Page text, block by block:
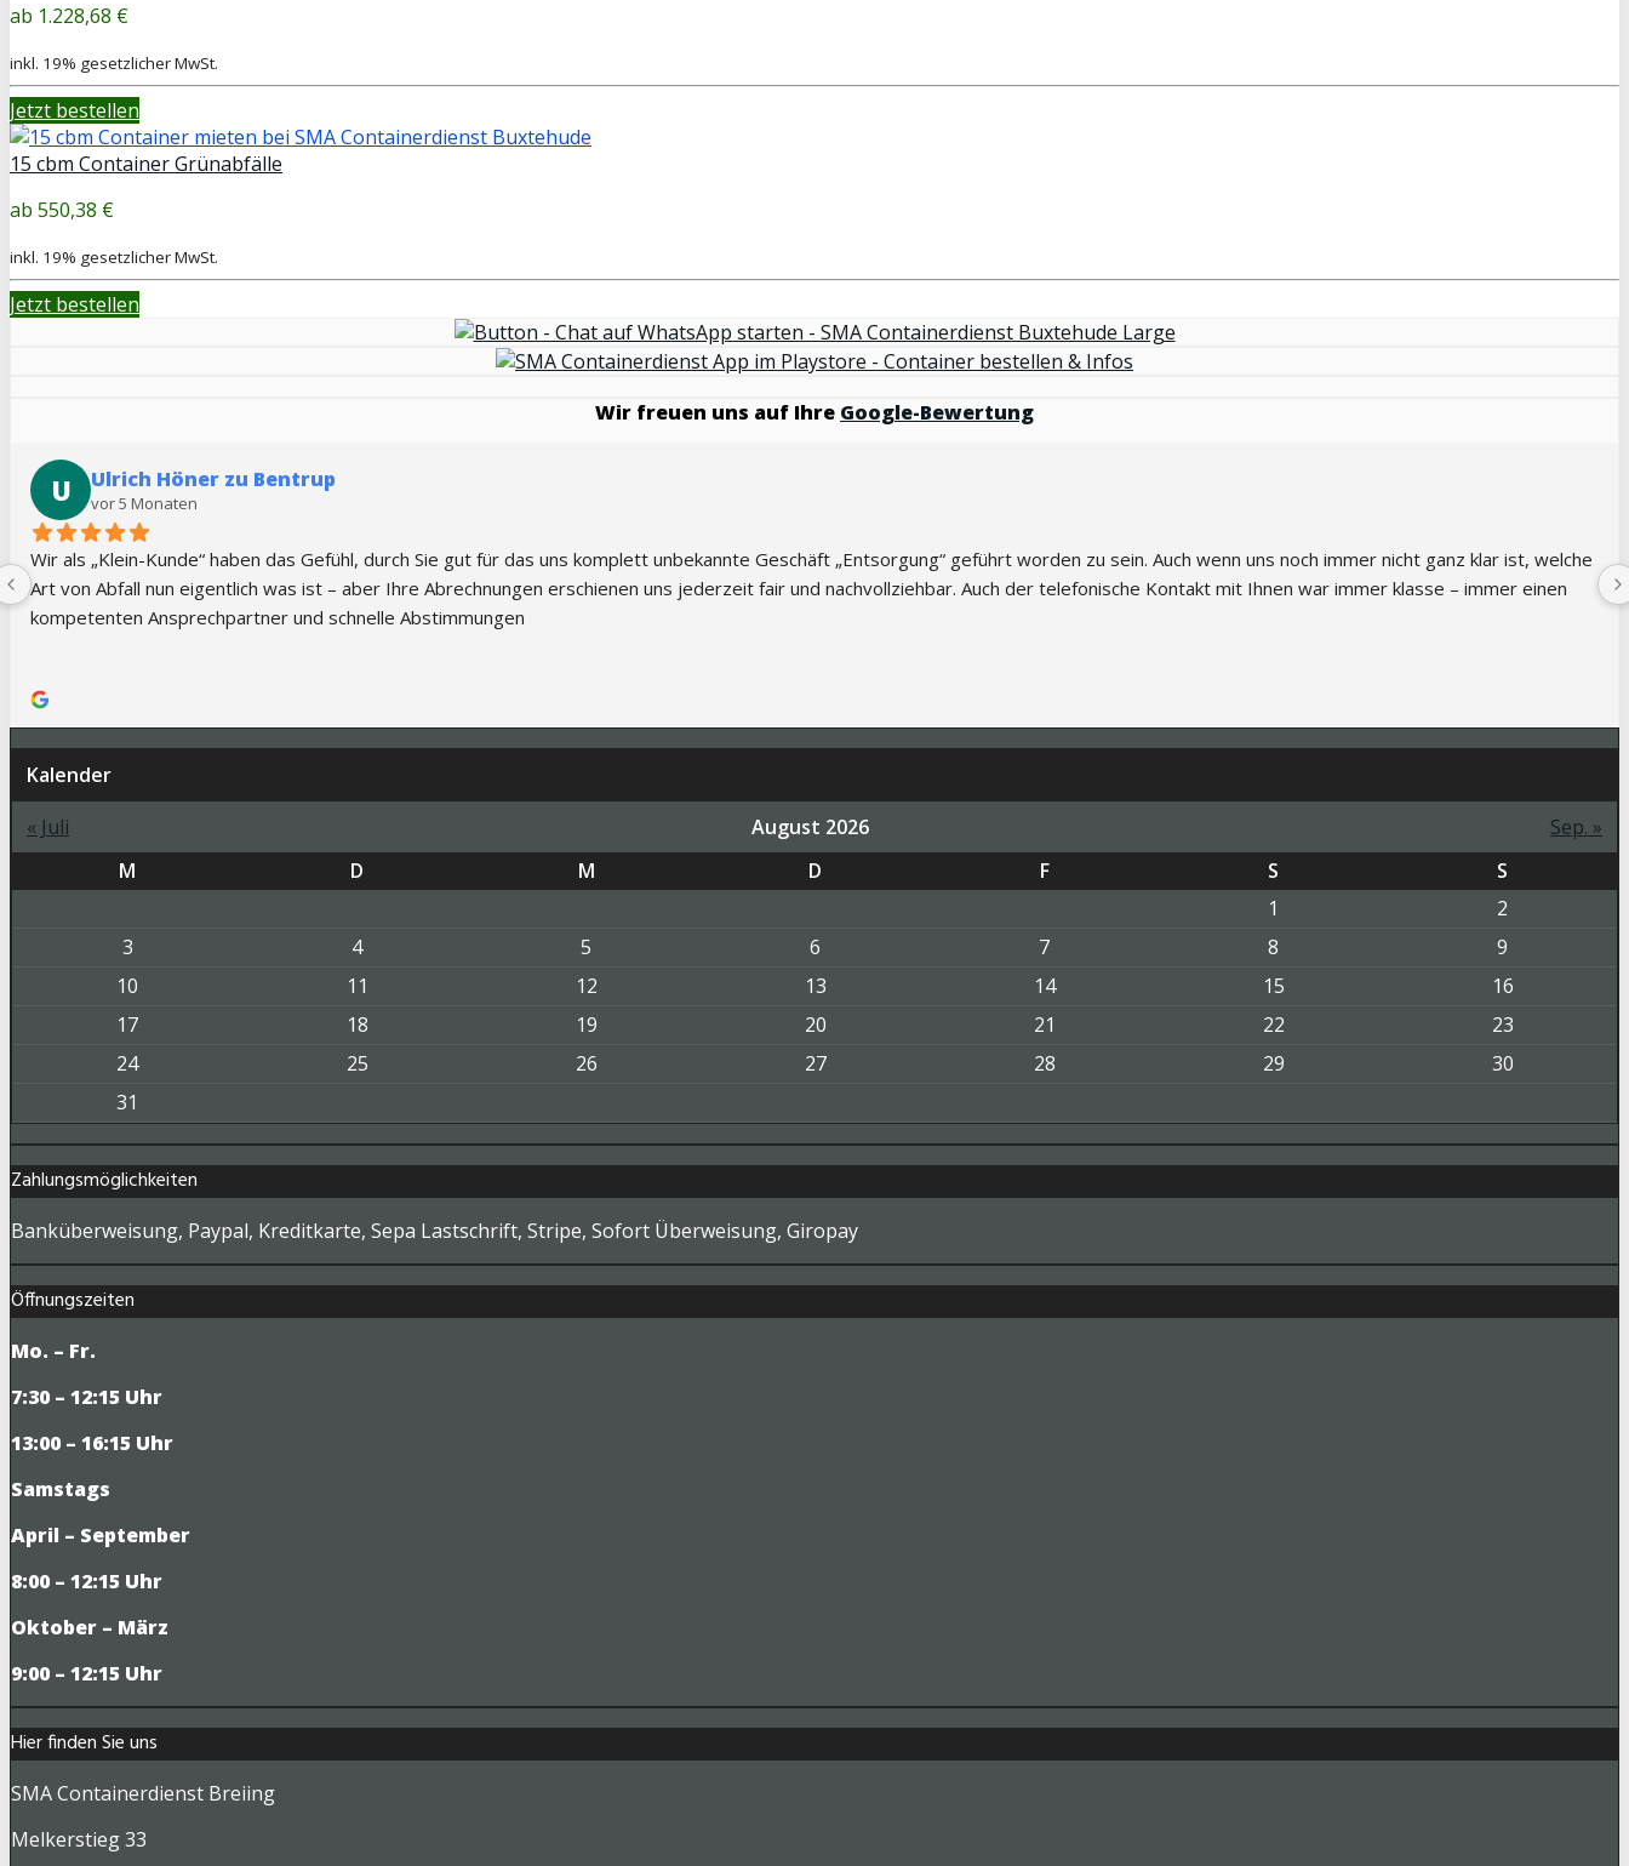
1.228,68 €
inkl. 19% gesetzlicher MwSt.
Jetzt bestellen
15 cbm Container Grünabfälle
550,38 €
inkl. 19% gesetzlicher MwSt.
Jetzt bestellen
Wir freuen uns auf Ihre Google-Bewertung
U Ulrich Höner zu Bentrup
vor 5 Monaten
Wir als „Klein-Kunde“ haben das Gefühl, durch Sie gut für das uns komplett unbekannte Geschäft „Entsorgung“ geführt worden zu sein. Auch wenn uns noch immer nicht ganz klar ist, welche
Art von Abfall nun eigentlich was ist – aber Ihre Abrechnungen erschienen uns jederzeit fair und nachvollziehbar. Auch der telefonische Kontakt mit Ihnen war immer klasse – immer einen
kompetenten Ansprechpartner und schnelle Abstimmungen
Kalender
« Juli
August 2026
Sep. »
M
D M D F S
S
1
2
3
4 5 6 7 8
9
10
11 12 13 14 15
16
17
18 19 20 21 22
23
24
25 26 27 28 29
30
31
Zahlungsmöglichkeiten
Banküberweisung, Paypal, Kreditkarte, Sepa Lastschrift, Stripe, Sofort Überweisung, Giropay
Öffnungszeiten
Mo. – Fr.
7:30 – 12:15 Uhr
13:00 – 16:15 Uhr
Samstags
April – September
8:00 – 12:15 Uhr
Oktober – März
9:00 – 12:15 Uhr
Hier finden Sie uns
SMA Containerdienst Breiing
Melkerstieg 33